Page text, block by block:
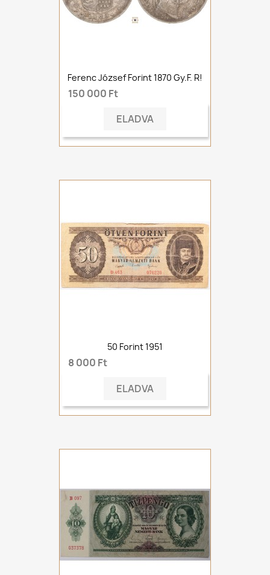
Ferenc József Forint 1870 Gy.F. R!
150 000 Ft
ELADVA
50 Forint 1951
8 000 Ft
ELADVA